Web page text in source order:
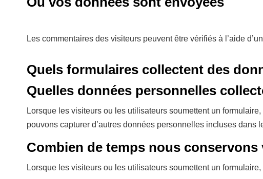
Les commentaires des visiteurs peuvent être vérifiés à l’aide
Quels formulaires collectent des
Quelles données personnelles
Lorsque les visiteurs ou les utilisateurs soumettent un
pouvons capturer d’autres données personnelles incluses dans
Combien de temps nous conservons
Lorsque les visiteurs ou les utilisateurs soumettent un